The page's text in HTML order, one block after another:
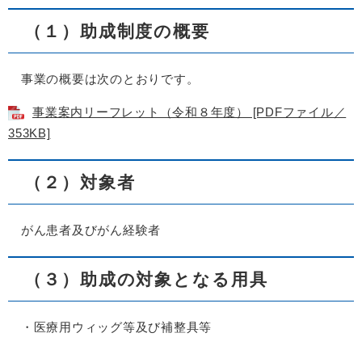
（１）助成制度の概要
事業の概要は次のとおりです。
事業案内リーフレット（令和８年度） [PDFファイル／
353KB]
（２）対象者
がん患者及びがん経験者
（３）助成の対象となる用具
・医療用ウィッグ等及び補整具等